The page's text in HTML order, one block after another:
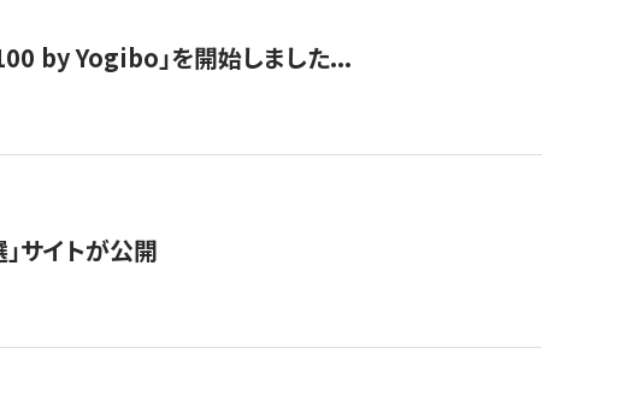
by Yogibo」を開始しました...
サイトが公開